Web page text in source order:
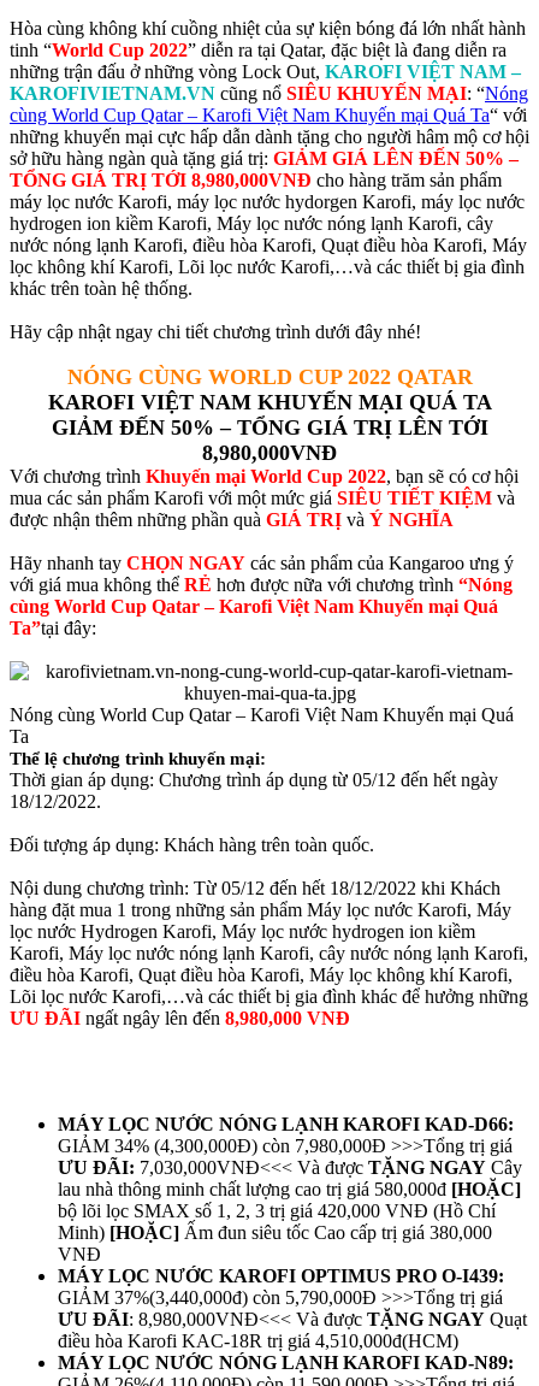
Hòa cùng không khí cuồng nhiệt của sự kiện bóng đá lớn nhất hành
tinh “World Cup 2022” diễn ra tại Qatar, đặc biệt là đang diễn ra
những trận đấu ở những vòng Lock Out, KAROFI VIỆT NAM –
KAROFIVIETNAM.VN cũng nổ SIÊU KHUYẾN MẠI: “Nóng
cùng World Cup Qatar – Karofi Việt Nam Khuyến mại Quá Ta“ với
những khuyến mại cực hấp dẫn dành tặng cho người hâm mộ cơ hội
sở hữu hàng ngàn quà tặng giá trị: GIẢM GIÁ LÊN ĐẾN 50% –
TỔNG GIÁ TRỊ TỚI 8,980,000VNĐ cho hàng trăm sản phẩm
máy lọc nước Karofi, máy lọc nước hydorgen Karofi, máy lọc nước
hydrogen ion kiềm Karofi, Máy lọc nước nóng lạnh Karofi, cây
nước nóng lạnh Karofi, điều hòa Karofi, Quạt điều hòa Karofi, Máy
lọc không khí Karofi, Lõi lọc nước Karofi,…và các thiết bị gia đình
khác trên toàn hệ thống.
Hãy cập nhật ngay chi tiết chương trình dưới đây nhé!
NÓNG CÙNG WORLD CUP 2022 QATAR
KAROFI VIỆT NAM KHUYẾN MẠI QUÁ TA
GIẢM ĐẾN 50% – TỔNG GIÁ TRỊ LÊN TỚI
8,980,000VNĐ
Với chương trình Khuyến mại World Cup 2022, bạn sẽ có cơ hội
mua các sản phẩm Karofi với một mức giá SIÊU TIẾT KIỆM và
được nhận thêm những phần quà GIÁ TRỊ và Ý NGHĨA
Hãy nhanh tay CHỌN NGAY các sản phẩm của Kangaroo ưng ý
với giá mua không thể RẺ hơn được nữa với chương trình “Nóng
cùng World Cup Qatar – Karofi Việt Nam Khuyến mại Quá
Ta”tại đây:
Nóng cùng World Cup Qatar – Karofi Việt Nam Khuyến mại Quá
Ta
Thể lệ chương trình khuyến mại:
Thời gian áp dụng: Chương trình áp dụng từ 05/12 đến hết ngày
18/12/2022.
Đối tượng áp dụng: Khách hàng trên toàn quốc.
Nội dung chương trình: Từ 05/12 đến hết 18/12/2022 khi Khách
hàng đặt mua 1 trong những sản phẩm Máy lọc nước Karofi, Máy
lọc nước Hydrogen Karofi, Máy lọc nước hydrogen ion kiềm
Karofi, Máy lọc nước nóng lạnh Karofi, cây nước nóng lạnh Karofi,
điều hòa Karofi, Quạt điều hòa Karofi, Máy lọc không khí Karofi,
Lõi lọc nước Karofi,…và các thiết bị gia đình khác để hưởng những
ƯU ĐÃI ngất ngây lên đến 8,980,000 VNĐ
MÁY LỌC NƯỚC NÓNG LẠNH KAROFI KAD-D66:
GIẢM 34% (4,300,000Đ) còn 7,980,000Đ >>>Tổng trị giá
ƯU ĐÃI: 7,030,000VNĐ<<< Và được TẶNG NGAY Cây
lau nhà thông minh chất lượng cao trị giá 580,000đ [HOẶC]
bộ lõi lọc SMAX số 1, 2, 3 trị giá 420,000 VNĐ (Hồ Chí
Minh) [HOẶC] Ấm đun siêu tốc Cao cấp trị giá 380,000
VNĐ
MÁY LỌC NƯỚC KAROFI OPTIMUS PRO O-I439:
GIẢM 37%(3,440,000đ) còn 5,790,000Đ >>>Tổng trị giá
ƯU ĐÃI: 8,980,000VNĐ<<< Và được TẶNG NGAY Quạt
điều hòa Karofi KAC-18R trị giá 4,510,000đ(HCM)
MÁY LỌC NƯỚC NÓNG LẠNH KAROFI KAD-N89: